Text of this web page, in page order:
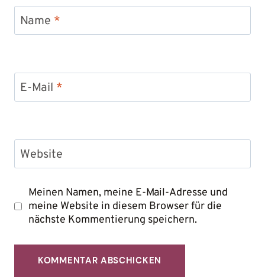
Name *
E-Mail *
Website
Meinen Namen, meine E-Mail-Adresse und
meine Website in diesem Browser für die
nächste Kommentierung speichern.